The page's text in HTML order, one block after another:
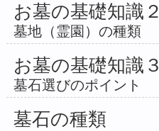
お墓の基礎知識２
墓地（霊園）の種類
お墓の基礎知識３
墓石選びのポイント
墓石の種類